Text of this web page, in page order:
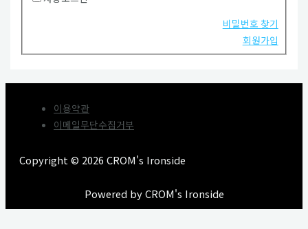
비밀번호 찾기
회원가입
이용약관
이메일무단수집거부
Copyright © 2026 CROM's Ironside
Powered by CROM's Ironside